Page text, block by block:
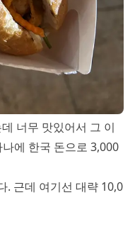
너무 맛있어서 그 이
에 한국 돈으로 3,000
. 근데 여기선 대략 10,0